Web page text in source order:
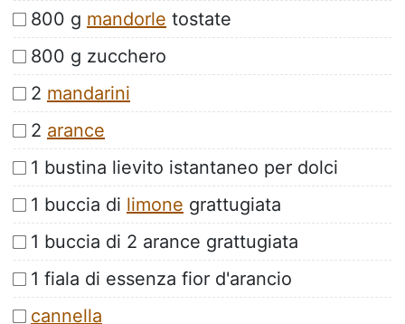
800 g mandorle tostate
800 g zucchero
2 mandarini
2 arance
1 bustina lievito istantaneo per dolci
1 buccia di limone grattugiata
1 buccia di 2 arance grattugiata
1 fiala di essenza fior d'arancio
cannella